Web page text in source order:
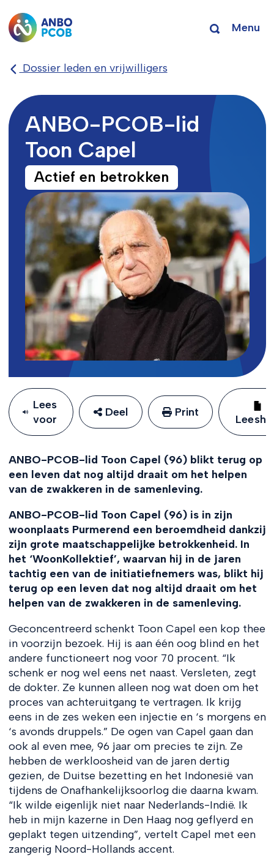
Menu
Dossier leden en vrijwilligers
ANBO-PCOB-lid
Toon Capel
Actief en betrokken
Lees
voor
Deel Print
ANBO-PCOB-lid Toon Capel (96) blikt terug op
een leven dat nog altijd draait om het helpen
van de zwakkeren in de samenleving.
ANBO-PCOB-lid Toon Capel (96) is in zijn
woonplaats Purmerend een beroemdheid dankzij
zijn grote maatschappelijke betrokkenheid. In
het ‘WoonKollektief’, waarvan hij in de jaren
tachtig een van de initiatiefnemers was, blikt hij
terug op een leven dat nog altijd draait om het
helpen van de zwakkeren in de samenleving.
Geconcentreerd schenkt Toon Capel een kop thee
in voorzijn bezoek. Hij is aan één oog blind en het
andere functioneert nog voor 70 procent. “Ik
schenk er nog wel eens net naast. Versleten, zegt
de dokter. Ze kunnen alleen nog wat doen om het
proces van achteruitgang te vertragen. Ik krijg
eens in de zes weken een injectie en ‘s morgens en
‘s avonds druppels.” De ogen van Capel gaan dan
ook al even mee, 96 jaar om precies te zijn. Ze
hebben de werkloosheid van de jaren dertig
gezien, de Duitse bezetting en het Indonesië van
tijdens de Onafhankelijksoorlog die daarna kwam.
“Ik wilde eigenlijk niet naar Nederlands-Indië. Ik
heb in mijn kazerne in Den Haag nog geflyerd en
geplakt tegen uitzending”, vertelt Capel met een
zangerig Noord-Hollands accent.